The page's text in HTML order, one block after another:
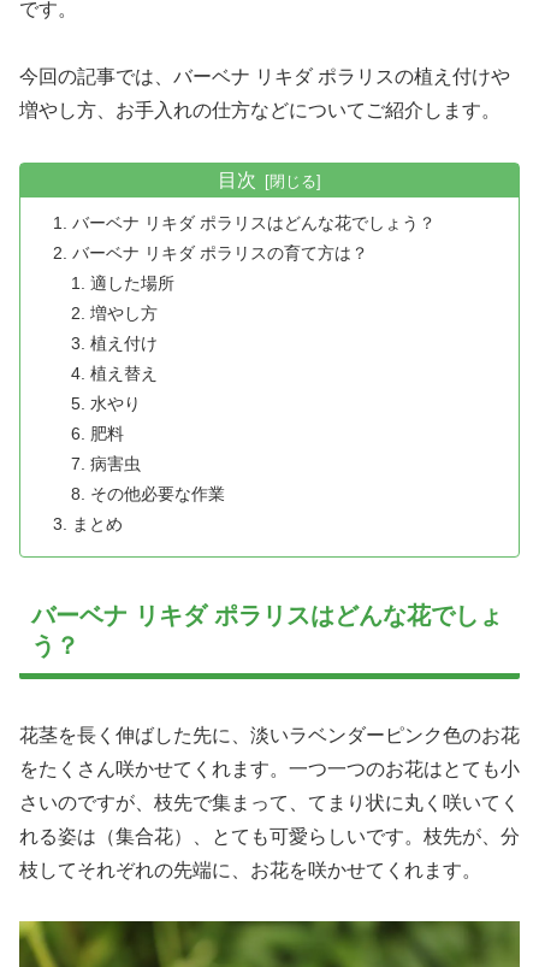
です。
今回の記事では、バーベナ リキダ ポラリスの植え付けや
増やし方、お手入れの仕方などについてご紹介します。
目次
バーベナ リキダ ポラリスはどんな花でしょう？
バーベナ リキダ ポラリスの育て方は？
適した場所
増やし方
植え付け
植え替え
水やり
肥料
病害虫
その他必要な作業
まとめ
バーベナ リキダ ポラリスはどんな花でしょ
う？
花茎を長く伸ばした先に、淡いラベンダーピンク色のお花
をたくさん咲かせてくれます。一つ一つのお花はとても小
さいのですが、枝先で集まって、てまり状に丸く咲いてく
れる姿は（集合花）、とても可愛らしいです。枝先が、分
枝してそれぞれの先端に、お花を咲かせてくれます。